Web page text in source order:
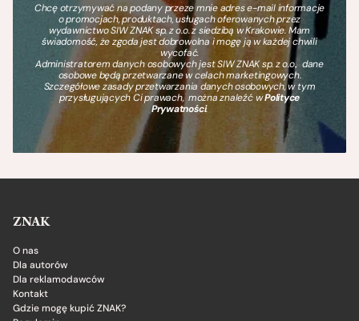
Chcę otrzymywać na podany przeze mnie adres e-mail informacje
o promocjach, produktach, usługach oferowanych przez
wydawnictwo SIW ZNAK sp. z o.o. z siedzibą w Krakowie. Mam
świadomość, że zgoda jest dobrowolna i mogę ją w każdej chwili
wycofać.
Administratorem danych osobowych jest SIW ZNAK sp. z o.o., dane
osobowe będą przetwarzane w celach marketingowych.
Szczegółowe zasady przetwarzania danych osobowych, w tym
przysługujących Ci prawach, można znaleźć wPolityce
Prywatności.
ZNAK
O nas
Dla autorów
Dla reklamodawców
Kontakt
Gdzie mogę kupić ZNAK?